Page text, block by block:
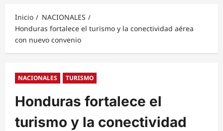
Inicio
NACIONALES
Honduras fortalece el turismo y la conectividad aérea
con nuevo convenio
NACIONALES TURISMO
Honduras fortalece el
turismo y la conectividad